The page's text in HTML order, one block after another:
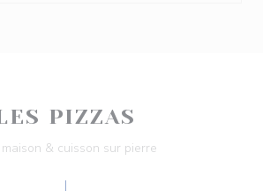
PIZZAS
maison & cuisson sur pierre